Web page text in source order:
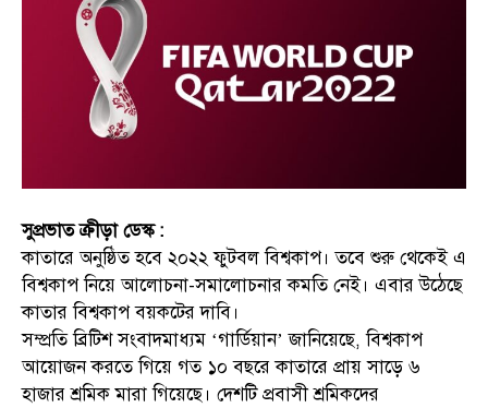
সুপ্রভাত ক্রীড়া ডেস্ক :
কাতারে অনুষ্ঠিত হবে ২০২২ ফুটবল বিশ্বকাপ। তবে শুরু থেকেই এ
বিশ্বকাপ নিয়ে আলোচনা-সমালোচনার কমতি নেই। এবার উঠেছে
কাতার বিশ্বকাপ বয়কটের দাবি।
সম্প্রতি ব্রিটিশ সংবাদমাধ্যম ‘গার্ডিয়ান’ জানিয়েছে, বিশ্বকাপ
আয়োজন করতে গিয়ে গত ১০ বছরে কাতারে প্রায় সাড়ে ৬
হাজার শ্রমিক মারা গিয়েছে। দেশটি প্রবাসী শ্রমিকদের